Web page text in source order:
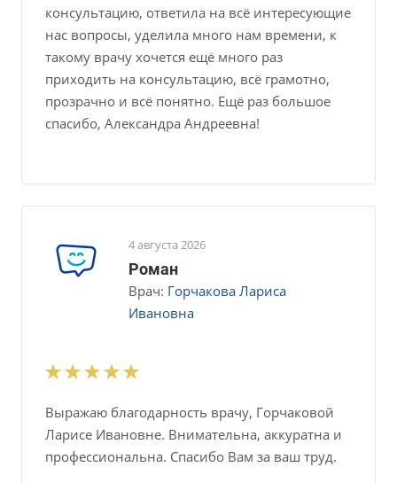
консультацию, ответила на всё интересующие
нас вопросы, уделила много нам времени, к
такому врачу хочется ещë много раз
приходить на консультацию, всë грамотно,
прозрачно и всë понятно. Ещё раз большое
спасибо, Александра Андреевна!
4 августа 2026
Роман
Врач: Горчакова Лариса
Ивановна
Выражаю благодарность врачу, Горчаковой
Ларисе Ивановне. Внимательна, аккуратна и
профессиональна. Спасибо Вам за ваш труд.